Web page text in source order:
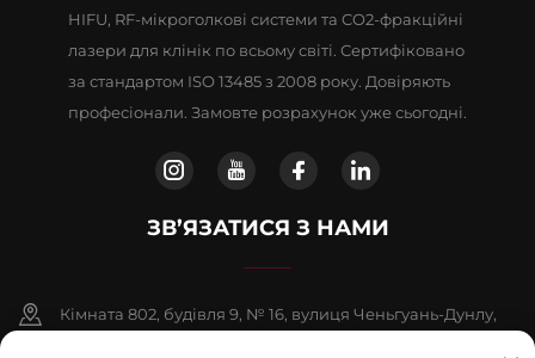
HIFU, RF-мікроголкові системи та CO2-фракційні
лазери для клінік по всьому світі. Сертифіковано
за стандартом ISO 13485 з 2008 року. Довіряють
професіонали. Замовте розрахунок уже сьогодні.
ЗВ’ЯЗАТИСЯ З НАМИ
Кімната 802, будівля 9, № 16, вулиця Ченьгуань-Дунлу,